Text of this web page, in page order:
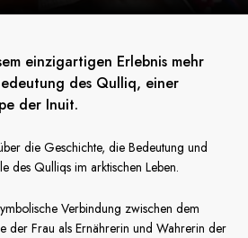
einzigartigen Erlebnis mehr
des Qulliq, einer
der Inuit.
die Geschichte, die Bedeutung und
des Qulliqs im arktischen Leben.
Verbindung zwischen dem
der Frau als Ernährerin und Wahrerin der